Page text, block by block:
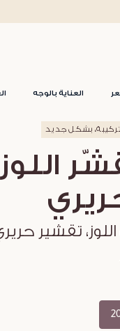
العناية بالوجه
بشكل جديد
تقشير